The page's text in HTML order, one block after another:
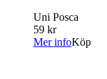
Uni Posca
59 kr
Mer infoKöp